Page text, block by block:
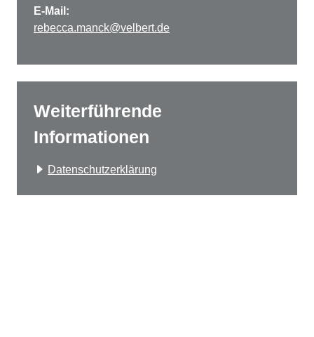
E-Mail:
rebecca.manck@velbert.de
Weiterführende
Informationen
Datenschutzerklärung